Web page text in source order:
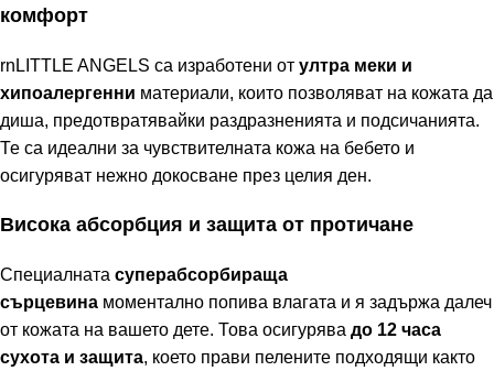
комфорт
rnLITTLE ANGELS са изработени от ултра меки и
хипоалергенни материали, които позволяват на кожата да
диша, предотвратявайки раздразненията и подсичанията.
Те са идеални за чувствителната кожа на бебето и
осигуряват нежно докосване през целия ден.
Висока абсорбция и защита от протичане
Специалната суперабсорбираща
сърцевина моментално попива влагата и я задържа далеч
от кожата на вашето дете. Това осигурява до 12 часа
сухота и защита, което прави пелените подходящи както